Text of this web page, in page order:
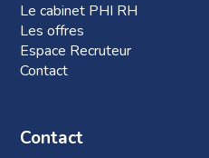
Le cabinet PHI RH
Les offres
Espace Recruteur
Contact
Contact